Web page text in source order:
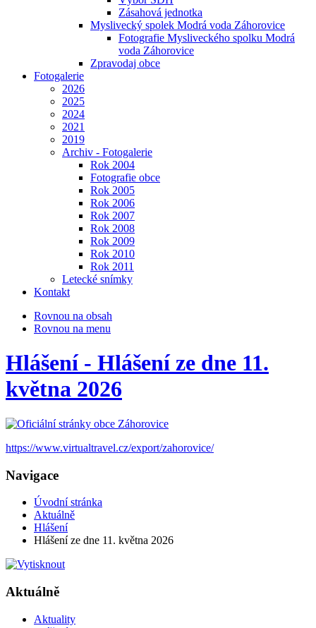
Zásahová jednotka
Myslivecký spolek Modrá voda Záhorovice
Fotografie Mysliveckého spolku Modrá
voda Záhorovice
Zpravodaj obce
Fotogalerie
2026
2025
2024
2021
2019
Archiv - Fotogalerie
Rok 2004
Fotografie obce
Rok 2005
Rok 2006
Rok 2007
Rok 2008
Rok 2009
Rok 2010
Rok 2011
Letecké snímky
Kontakt
Rovnou na obsah
Rovnou na menu
Hlášení - Hlášení ze dne 11.
května 2026
https://www.virtualtravel.cz/export/zahorovice/
Navigace
Úvodní stránka
Aktuálně
Hlášení
Hlášení ze dne 11. května 2026
Aktuálně
Aktuality